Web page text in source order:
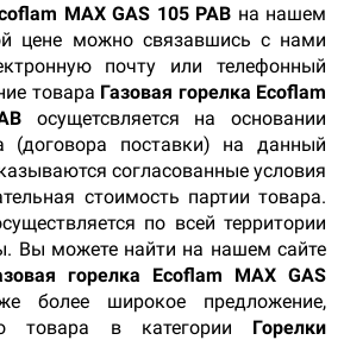
MAX GAS 105 РАВ на нашем
цене можно связавшись с нами
почту или телефонный
товара Газовая горелка Ecoflam
осущетсвляется на основании
(договора поставки) на данный
согласованные условия
стоимость партии товара.
по всей территории
Вы можете найти на нашем сайте
горелка Ecoflam MAX GAS
более широкое предложение,
товара в категории Горелки